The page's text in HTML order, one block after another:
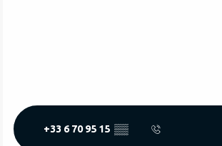
+33 6 70 95 15 ▒▒